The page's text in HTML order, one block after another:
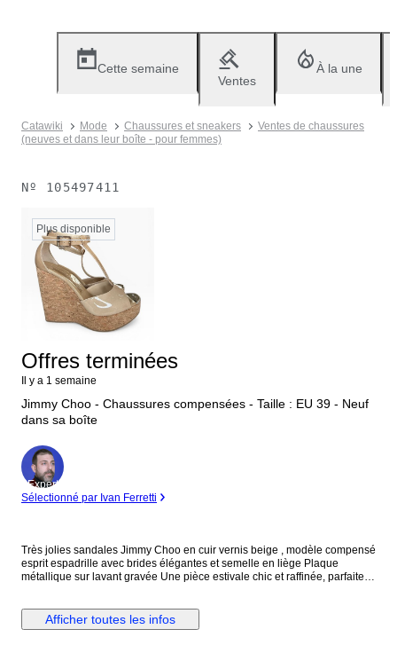
Cette semaine
Ventes
À la une
Catawiki Mode Chaussures et sneakers
Ventes de chaussures
(neuves et dans leur boîte - pour femmes)
Nº 105497411
Plus disponible
Offres terminées
Il y a 1 semaine
Jimmy Choo - Chaussures compensées - Taille : EU 39 - Neuf
dans sa boîte
Expert
Sélectionné par Ivan Ferretti
Très jolies sandales Jimmy Choo en cuir vernis beige , modèle compensé
esprit espadrille avec brides élégantes et semelle en liège Plaque
métallique sur lavant gravée Une pièce estivale chic et raffinée, parfaite
les brides croisées structurent joliment le pied. Le contraste entre le daim
doux et la semelle tressée aux nuances subtiles donne à ce modèle un
Afficher toutes les infos